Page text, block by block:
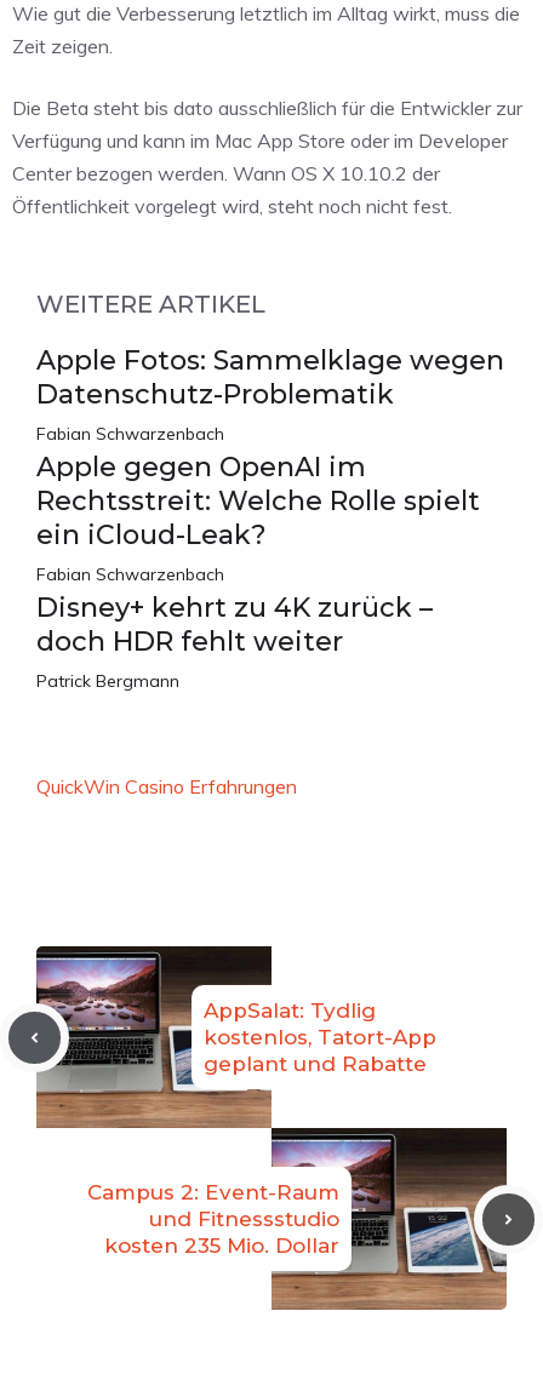
Wie gut die Verbesserung letztlich im Alltag wirkt, muss die
Zeit zeigen.
Die Beta steht bis dato ausschließlich für die Entwickler zur
Verfügung und kann im Mac App Store oder im Developer
Center bezogen werden. Wann OS X 10.10.2 der
Öffentlichkeit vorgelegt wird, steht noch nicht fest.
WEITERE ARTIKEL
Apple Fotos: Sammelklage wegen
Datenschutz-Problematik
Fabian Schwarzenbach
Apple gegen OpenAI im
Rechtsstreit: Welche Rolle spielt
ein iCloud-Leak?
Fabian Schwarzenbach
Disney+ kehrt zu 4K zurück –
doch HDR fehlt weiter
Patrick Bergmann
QuickWin Casino Erfahrungen
AppSalat: Tydlig
kostenlos, Tatort-App
geplant und Rabatte
Campus 2: Event-Raum
und Fitnessstudio
kosten 235 Mio. Dollar